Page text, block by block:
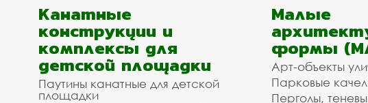
Канатные
конструкции и
комплексы для
детской площадки
Паутины канатные для детской
площадки
Малые
формы
Арт-объекты
Парковые
Перголы,